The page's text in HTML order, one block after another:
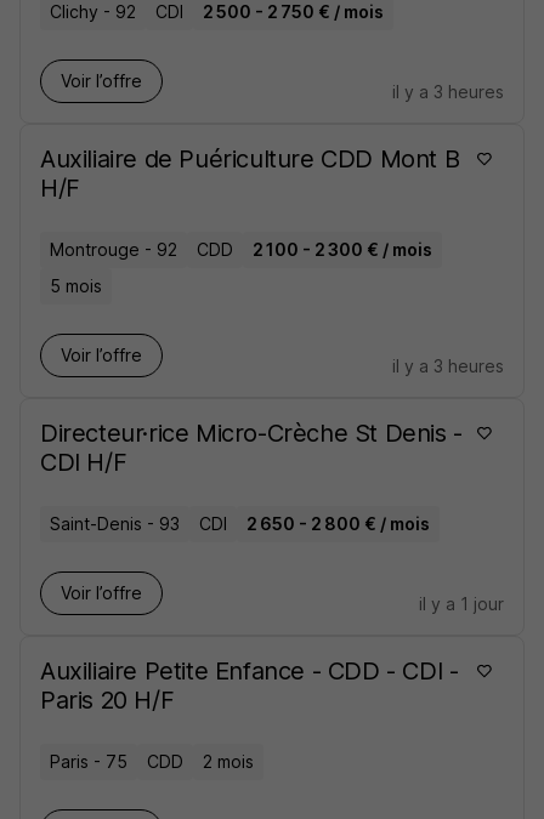
Clichy - 92 CDI 2 500 - 2 750 € / mois
Voir l’offre
il y a 3 heures
Auxiliaire de Puériculture CDD Mont B
H/F
Montrouge - 92 CDD
2 100 - 2 300 € / mois
5 mois
Voir l’offre
il y a 3 heures
Directeur·rice Micro-Crèche St Denis -
CDI H/F
Saint-Denis - 93 CDI 2 650 - 2 800 € / mois
Voir l’offre
il y a 1 jour
Auxiliaire Petite Enfance - CDD - CDI -
Paris 20 H/F
Paris - 75 CDD 2 mois